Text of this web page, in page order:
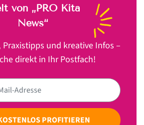
von „PRO Kita
News“
Praxistipps und kreative Infos –
direkt in Ihr Postfach!
PROFITIEREN